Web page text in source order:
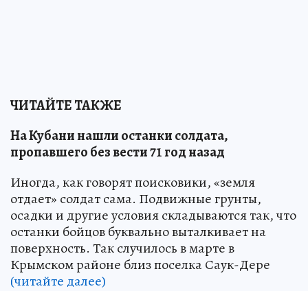
ЧИТАЙТЕ ТАКЖЕ
На Кубани нашли останки солдата,
пропавшего без вести 71 год назад
Иногда, как говорят поисковики, «земля
отдает» солдат сама. Подвижные грунты,
осадки и другие условия складываются так, что
останки бойцов буквально выталкивает на
поверхность. Так случилось в марте в
Крымском районе близ поселка Саук-Дере
(читайте далее)